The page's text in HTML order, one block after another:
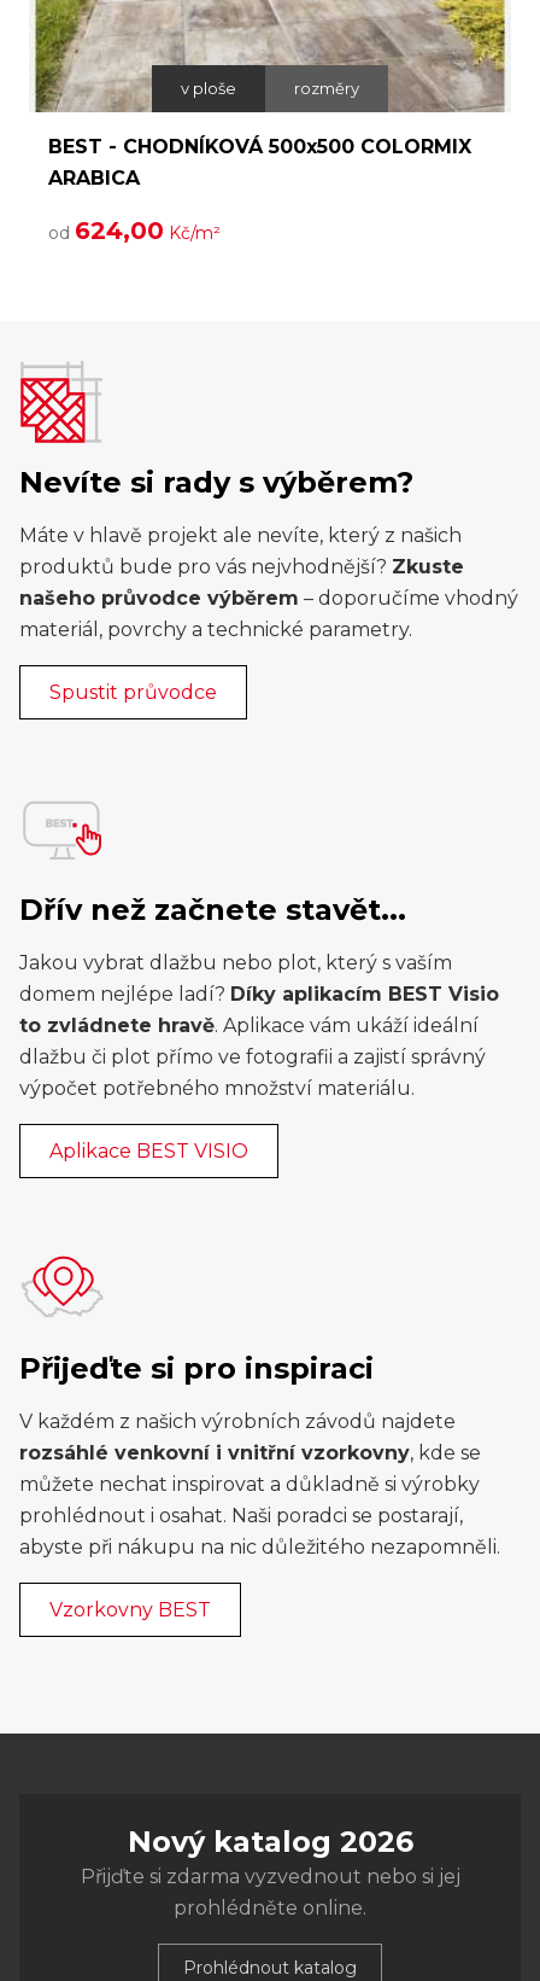
v ploše rozměry
BEST - CHODNÍKOVÁ 500x500 COLORMIX
ARABICA
od 624,00 Kč/m²
Nevíte si rady s výběrem?
Máte v hlavě projekt ale nevíte, který z našich
produktů bude pro vás nejvhodnější? Zkuste
našeho průvodce výběrem – doporučíme vhodný
materiál, povrchy a technické parametry.
Spustit průvodce
Dřív než začnete stavět...
Jakou vybrat dlažbu nebo plot, který s vaším
domem nejlépe ladí? Díky aplikacím BEST Visio
to zvládnete hravě. Aplikace vám ukáží ideální
dlažbu či plot přímo ve fotografii a zajistí správný
výpočet potřebného množství materiálu.
Aplikace BEST VISIO
Přijeďte si pro inspiraci
V každém z našich výrobních závodů najdete
rozsáhlé venkovní i vnitřní vzorkovny, kde se
můžete nechat inspirovat a důkladně si výrobky
prohlédnout i osahat. Naši poradci se postarají,
abyste při nákupu na nic důležitého nezapomněli.
Vzorkovny BEST
Nový katalog 2026
Přijďte si zdarma vyzvednout nebo si jej
prohlédněte online.
Prohlédnout katalog